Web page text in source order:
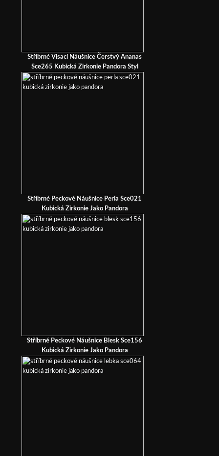
Stříbrné Visací Náušnice Čerstvý Ananas
Sce265 Kubická Zirkonie Pandora Styl
Stříbrné Peckové Náušnice Perla Sce021
Kubická Zirkonie Jako Pandora
Stříbrné Peckové Náušnice Blesk Sce156
Kubická Zirkonie Jako Pandora